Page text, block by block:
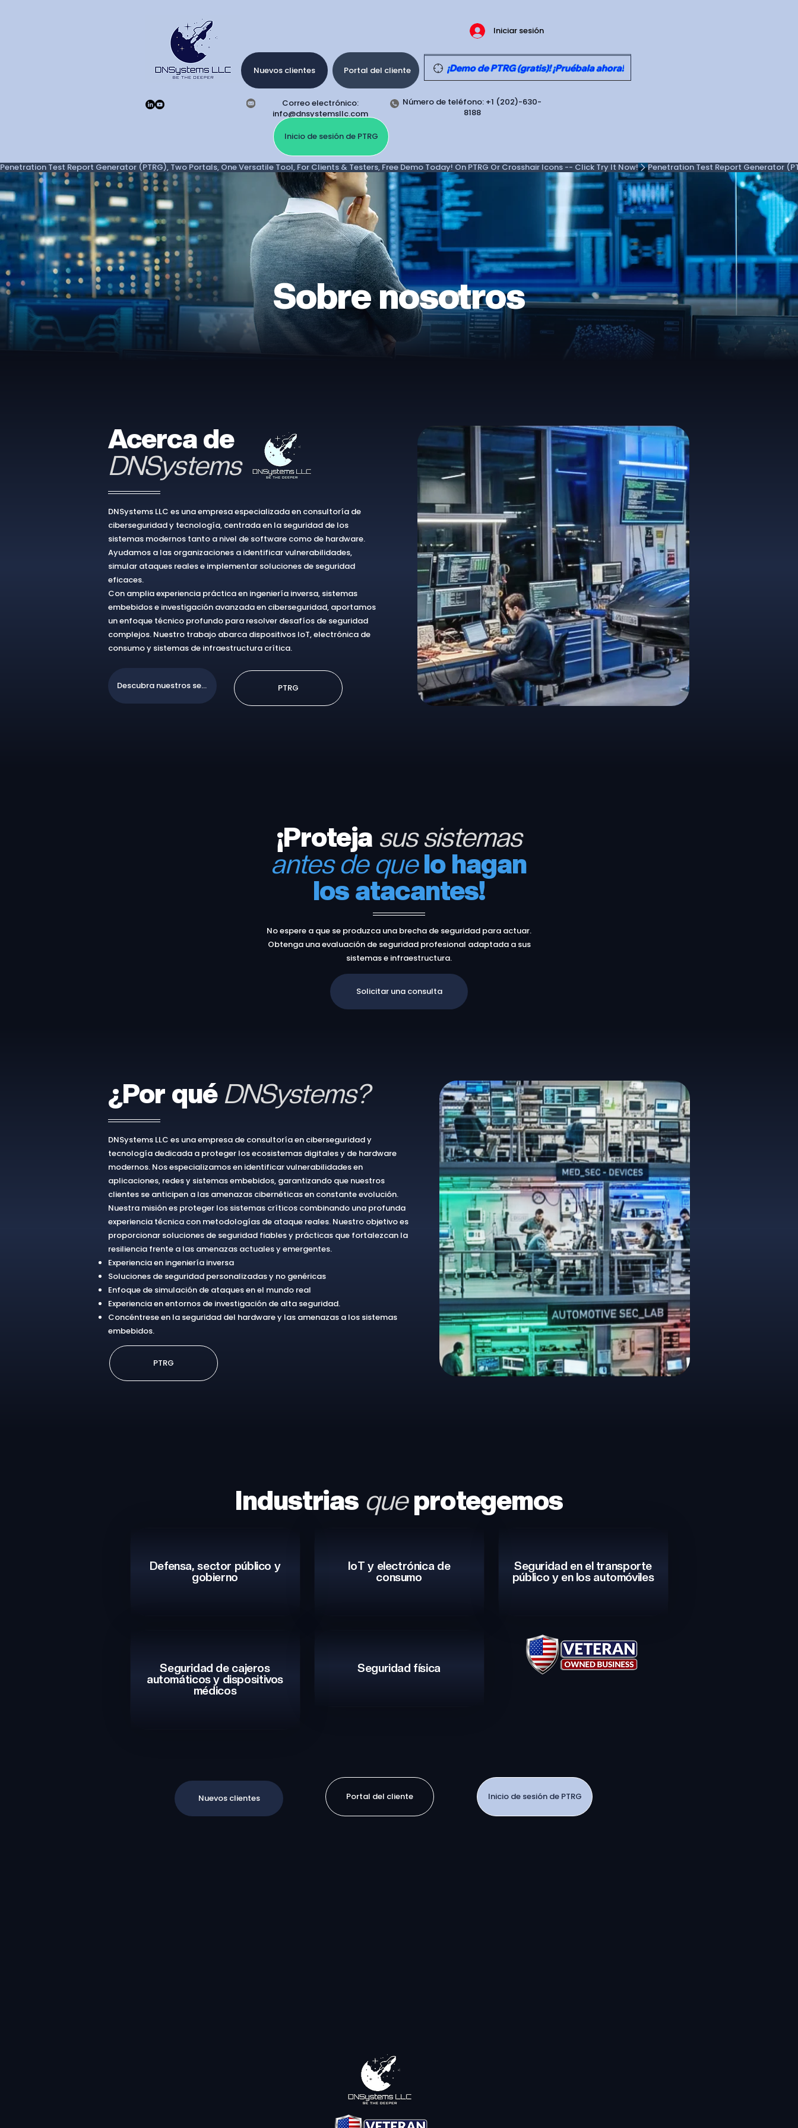
Iniciar sesión
Nuevos clientes Portal del cliente ¡Demo de PTRG (gratis)! ¡Pruébala ahora!
Correo electrónico:
info@dnsystemsllc.com
Inicio de sesión de PTRG
Número de teléfono: +1 (202)-630-
8188
Sobre nosotros
Acerca de
DNSystems
DNSystems LLC es una empresa especializada en consultoría de
ciberseguridad y tecnología, centrada en la seguridad de los
sistemas modernos tanto a nivel de software como de hardware.
Ayudamos a las organizaciones a identificar vulnerabilidades,
simular ataques reales e implementar soluciones de seguridad
eficaces.
Con amplia experiencia práctica en ingeniería inversa, sistemas
embebidos e investigación avanzada en ciberseguridad, aportamos
un enfoque técnico profundo para resolver desafíos de seguridad
complejos. Nuestro trabajo abarca dispositivos IoT, electrónica de
consumo y sistemas de infraestructura crítica.
Descubra nuestros servicios PTRG
¡Proteja sus sistemas
antes de que lo hagan
los atacantes!
No espere a que se produzca una brecha de seguridad para actuar.
Obtenga una evaluación de seguridad profesional adaptada a sus
sistemas e infraestructura.
Solicitar una consulta
¿Por qué DNSystems?
DNSystems LLC es una empresa de consultoría en ciberseguridad y
tecnología dedicada a proteger los ecosistemas digitales y de hardware
modernos. Nos especializamos en identificar vulnerabilidades en
aplicaciones, redes y sistemas embebidos, garantizando que nuestros
clientes se anticipen a las amenazas cibernéticas en constante evolución.
Nuestra misión es proteger los sistemas críticos combinando una profunda
experiencia técnica con metodologías de ataque reales. Nuestro objetivo es
proporcionar soluciones de seguridad fiables y prácticas que fortalezcan la
resiliencia frente a las amenazas actuales y emergentes.
Experiencia en ingeniería inversa
Soluciones de seguridad personalizadas y no genéricas
Enfoque de simulación de ataques en el mundo real
Experiencia en entornos de investigación de alta seguridad.
Concéntrese en la seguridad del hardware y las amenazas a los sistemas
embebidos.
PTRG
Industrias queprotegemos
Defensa, sector público y
gobierno
Seguridad de cajeros
automáticos y dispositivos
médicos
IoT y electrónica de
consumo
Seguridad física
Seguridad en el transporte
público y en los automóviles
Penetration Test Report Generator (PTRG), Two Portals, One Versatile Tool, For Clients & Testers, Free Demo Today! On PTRG Or Crosshair Icons -- Click Try It Now!
Nuevos clientes Portal del cliente Inicio de sesión de PTRG